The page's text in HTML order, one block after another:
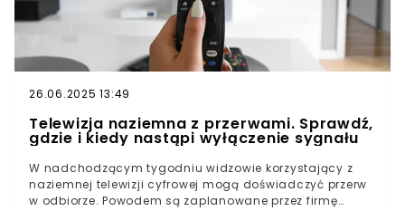
26.06.2025 13:49
Telewizja naziemna z przerwami. Sprawdź,
gdzie i kiedy nastąpi wyłączenie sygnału
W nadchodzącym tygodniu widzowie korzystający z
naziemnej telewizji cyfrowej mogą doświadczyć przerw
w odbiorze. Powodem są zaplanowane przez firmę